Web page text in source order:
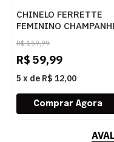
CHINELO FERRETTE
FEMININO
- 283725
R$ 159,99
R$ 59,99
5 x de R$ 12,00